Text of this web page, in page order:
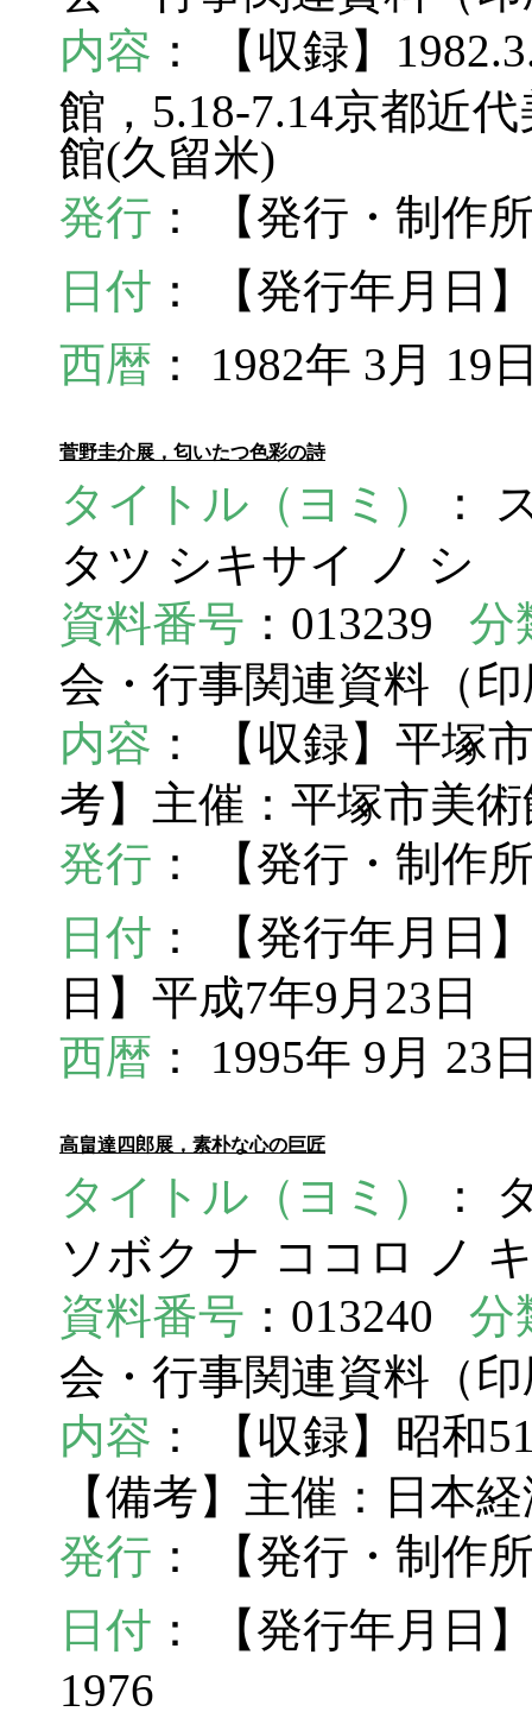
内容 ： 【収録】
館，5.18-7.14京都近
館(久留米)
発行 ： 【発行・制作
日付 ： 【発行年月日
西暦 ： 1982年 3月 19
菅野圭介展，匂いたつ色彩の詩
タイトル（ヨミ）
：
タツ シキサイ ノ シ
資料番号 ：013239 分
会・行事関連資料（
内容 ： 【収録】平塚
考】主催：平塚市美
発行 ： 【発行・制作
日付 ： 【発行年月日
日】平成7年9月23日
西暦 ： 1995年 9月 23
高畠達四郎展，素朴な心の巨匠
タイトル（ヨミ）
：
ソボク ナ ココロ ノ
資料番号 ：013240 分
会・行事関連資料（
内容 ： 【収録】昭和
【備考】主催：日本
発行 ： 【発行・制作
日付 ： 【発行年月日
1976